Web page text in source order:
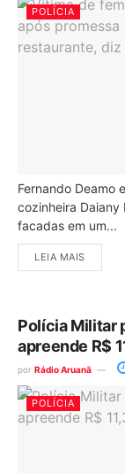
POLÍCIA
Fernando Deamo
cozinheira Daiany
facadas em um...
LEIA MAIS
Polícia Militar
apreende R$
por Rádio Aruanã
POLÍCIA